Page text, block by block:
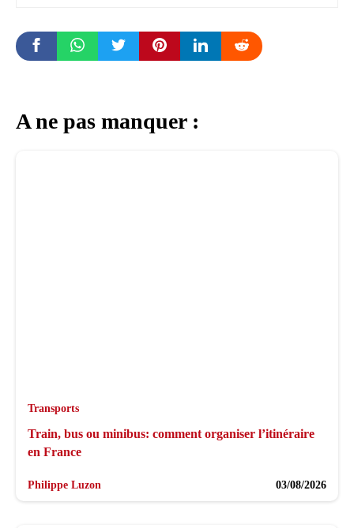
A ne pas manquer :
Transports
Train, bus ou minibus: comment organiser l’itinéraire
en France
Philippe Luzon 03/08/2026